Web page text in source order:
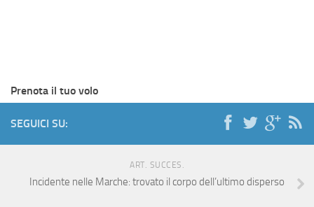
Prenota il tuo volo
SEGUICI SU:
ART. SUCCES.
Incidente nelle Marche: trovato il corpo dell’ultimo disperso